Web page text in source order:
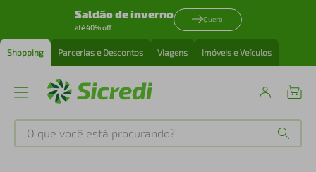
Saldão de inverno
até 40% off
Quero
Shopping Parcerias e Descontos Viagens Imóveis e Veículos
O que você está procurando?